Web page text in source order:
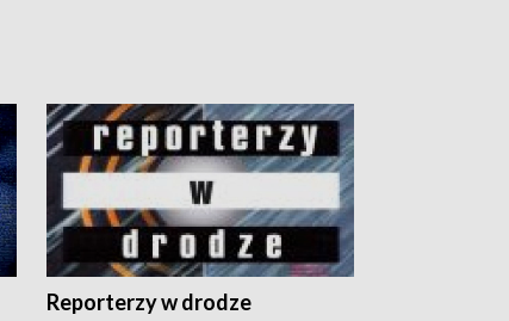
Reporterzy w drodze